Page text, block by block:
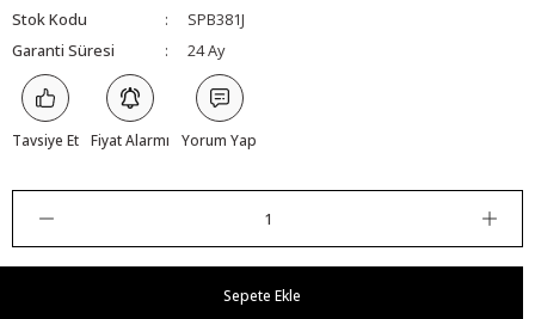
Stok Kodu
SPB381J
Garanti Süresi
24 Ay
Tavsiye Et Fiyat Alarmı Yorum Yap
Sepete Ekle